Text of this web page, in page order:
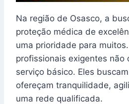
Na região de Osasco, a
proteção médica de
uma prioridade para
profissionais exigentes não
serviço básico. Eles
ofereçam tranquilidade,
uma rede qualificada.